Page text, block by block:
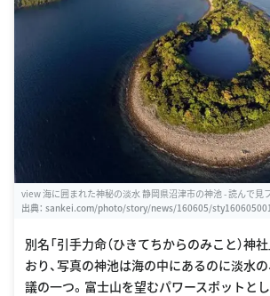
view 海に囲まれた神秘の淡水 静岡県沼津市の神池 - 読んで見
出典： sankei.com/photo/story/news/160605/
別名「引手力命（ひきてちからのみこと）神
おり、写真の神池は海の中にあるのに淡水
議の一つ。富士山を望むパワースポットとし